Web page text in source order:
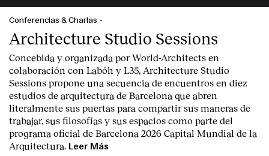
Conferencias & Charlas -
Architecture Studio Sessions
Concebida y organizada por World-Architects en
colaboración con Labóh y L35, Architecture Studio
Sessions propone una secuencia de encuentros en diez
estudios de arquitectura de Barcelona que abren
literalmente sus puertas para compartir sus maneras de
trabajar, sus filosofías y sus espacios como parte del
programa oficial de Barcelona 2026 Capital Mundial de la
Arquitectura.
Leer Más